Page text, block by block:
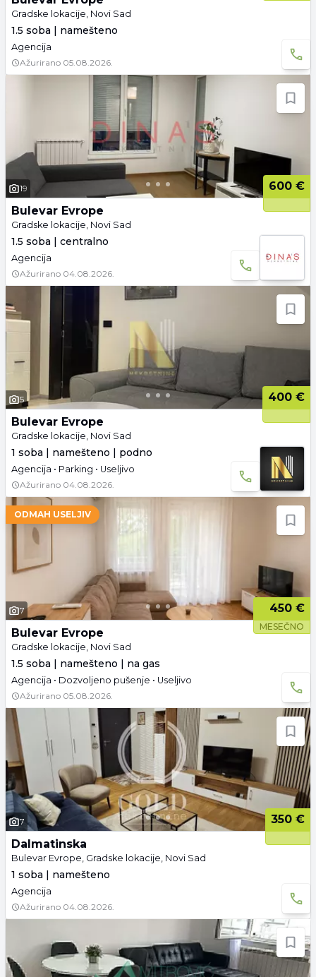
Gradske lokacije, Novi Sad
1.5 soba | namešteno
Agencija
Ažurirano 05.08.2026.
19
600 €
Bulevar Evrope
Gradske lokacije, Novi Sad
1.5 soba | centralno
Agencija
Ažurirano 04.08.2026.
5
400 €
Bulevar Evrope
Gradske lokacije, Novi Sad
1 soba | namešteno | podno
Agencija • Parking • Useljivo
Ažurirano 04.08.2026.
ODMAH USELJIV
7 450 €
MESEČNO
Bulevar Evrope
Gradske lokacije, Novi Sad
1.5 soba | namešteno | na gas
Agencija • Dozvoljeno pušenje • Useljivo
Ažurirano 05.08.2026.
7
350 €
Dalmatinska
Bulevar Evrope, Gradske lokacije, Novi Sad
1 soba | namešteno
Agencija
Ažurirano 04.08.2026.